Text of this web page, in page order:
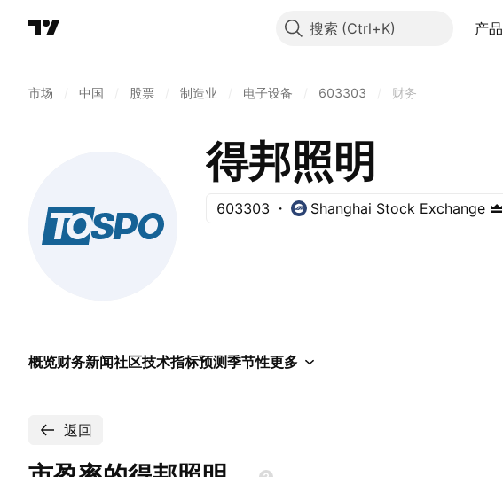
搜索 产品
市场 中国 股票 制造业 电子设备 603303 财务
得邦照明
603303 Shanghai Stock Exchange
概览财务新闻社区技术指标预测季节性更多
返回